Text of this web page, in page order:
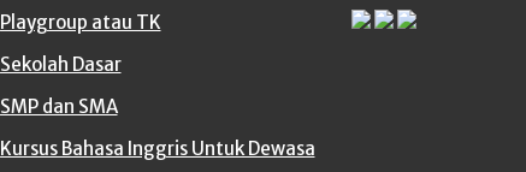
Playgroup atau TK
Sekolah Dasar
SMP dan SMA
Kursus Bahasa Inggris Untuk Dewasa